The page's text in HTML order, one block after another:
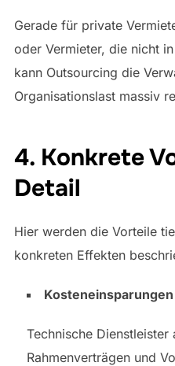
Gerade für private
oder Vermieter, die nicht
kann Outsourcing die
Organisationslast massiv
4. Konkrete
Detail
Hier werden die Vorteile
konkreten Effekten
Technische
Rahmenverträgen und